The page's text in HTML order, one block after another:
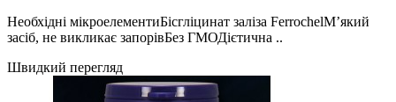
Необхідні мікроелементиБісгліцинат заліза FerrochelМ’який
засіб, не викликає запорівБез ГМОДієтична ..
Швидкий перегляд